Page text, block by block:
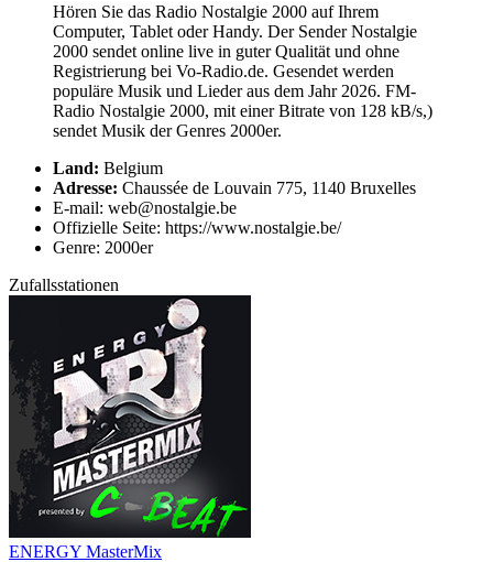
Hören Sie das Radio Nostalgie 2000 auf Ihrem
Computer, Tablet oder Handy. Der Sender Nostalgie
2000 sendet online live in guter Qualität und ohne
Registrierung bei Vo-Radio.de. Gesendet werden
populäre Musik und Lieder aus dem Jahr 2026. FM-
Radio Nostalgie 2000, mit einer Bitrate von 128 kB/s,)
sendet Musik der Genres 2000er.
Land: Belgium
Adresse: Chaussée de Louvain 775, 1140 Bruxelles
E-mail: web@nostalgie.be
Offizielle Seite: https://www.nostalgie.be/
Genre: 2000er
Zufallsstationen
ENERGY MasterMix